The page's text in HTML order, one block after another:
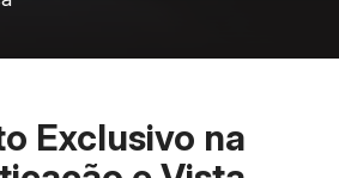
Exclusivo na